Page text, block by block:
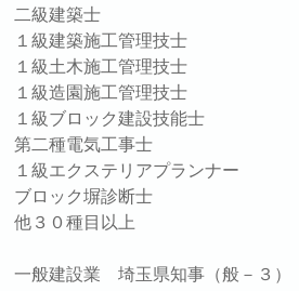
二級建築士
１級建築施工管理技士
１級土木施工管理技士
１級造園施工管理技士
１級ブロック建設技能士
第二種電気工事士
１級エクステリアプランナー
ブロック塀診断士
他３０種目以上
一般建設業 埼玉県知事（般－３